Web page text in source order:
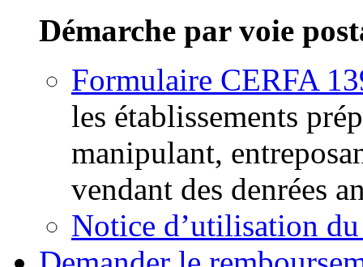
Démarche par voie
Formulaire CERFA
les établissements
manipulant,
vendant des denrées
Notice d’utilisation